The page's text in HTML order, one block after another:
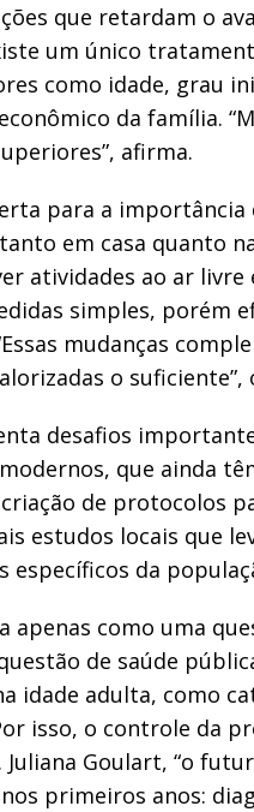
que retardam o
um único
como idade, grau
da família.
afirma.
para a importância
em casa quanto
atividades ao ar
simples, porém
mudanças
o suficiente”,
desafios
que ainda
de protocolos
estudos locais que
da
como uma
de saúde
idade adulta, como
isso, o controle da
Goulart, “o
primeiros anos: